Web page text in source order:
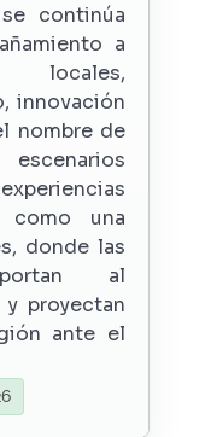
continúa
a
locales,
innovación
nombre de
como una
donde las
al
proyectan
ante el